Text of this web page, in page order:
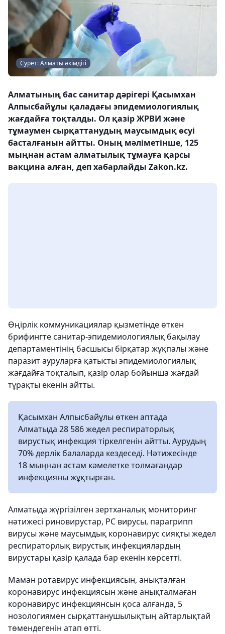
Сурет: Алматы әкімдігі
Алматының бас санитар дәрігері Қасымхан
Алпысбайұлы қаладағы эпидемиологиялық
жағдайға тоқталды. Ол қазір ЖРВИ және
тұмаумен сырқаттанудың маусымдық өсуі
басталғанын айтты. Оның мәліметінше, 125
мыңнан астам алматылық тұмауға қарсы
вакцина алған, деп хабарлайды Zakon.kz.
Өңірлік коммуникациялар қызметінде өткен
брифингте санитар-эпидемиологиялық бақылау
департаментінің басшысы бірқатар жұқпалы және
паразит ауруларға қатысты эпидемиологиялық
жағдайға тоқталып, қазір олар бойынша жағдай
тұрақты екенін айтты.
Қасымхан Алпысбайұлы өткен аптада
Алматыда 28 586 жедел респираторлық
вирустық инфекция тіркелгенін айтты. Аурудың
70% дерлік балаларда кездеседі. Нәтижесінде
18 мыңнан астам кәмелетке толмағандар
инфекцияны жұқтырған.
Алматыда жүргізілген зертханалық мониторинг
нәтижесі риновирустар, РС вирусы, парагрипп
вирусы және маусымдық коронавирус сияқты жедел
респираторлық вирустық инфекциялардың
вирустары қазір қалада бар екенін көрсетті.
Маман ротавирус инфекциясын, анықталған
коронавирус инфекциясын және анықталмаған
коронавирус инфекциянсын қоса алғанда, 5
нозологиямен сырқаттанушылықтың айтарлықтай
төмендегенін атап өтті.